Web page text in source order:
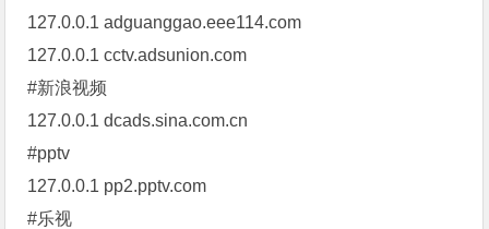
127.0.0.1 adguanggao.eee114.com
127.0.0.1 cctv.adsunion.com
#新浪视频
127.0.0.1 dcads.sina.com.cn
#pptv
127.0.0.1 pp2.pptv.com
#乐视